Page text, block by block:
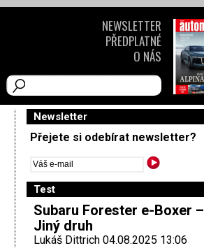
Newsletter
Přejete si odebírat newsletter?
Test
Subaru Forester e-Boxer –
Jiný druh
Lukáš Dittrich 04.08.2025 13:06
NEWSLETTER
PŘEDPLATNÉ
O NÁS